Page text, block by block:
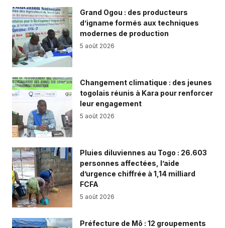
Grand Ogou : des producteurs
d’igname formés aux techniques
modernes de production
5 août 2026
Changement climatique : des jeunes
togolais réunis à Kara pour renforcer
leur engagement
5 août 2026
Pluies diluviennes au Togo : 26.603
personnes affectées, l’aide
d’urgence chiffrée à 1,14 milliard
FCFA
5 août 2026
Préfecture de Mô : 12 groupements